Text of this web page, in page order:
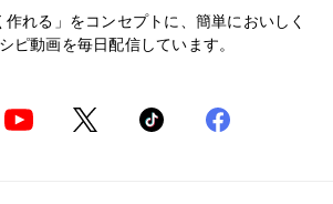
作れる」をコンセプトに、簡単においしく
ピ動画を毎日配信しています。